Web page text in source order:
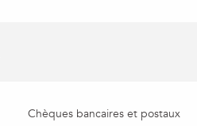
Chèques bancaires et postaux